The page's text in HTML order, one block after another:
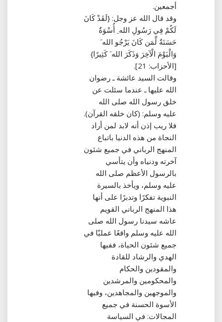
أجمعين‏.‏
وقد قال الله عز وجل‏:‏ ‏{‏لَقَدْ كَانَ
لَكُمْ فِي رَسُولِ الله ِ أُسْوَةٌ
حَسَنَةٌ لِّمَن كَانَ يَرْجُو الله َ
وَالْيَوْمَ الْآخِرَ وَذَكَرَ الله َ كَثِيرًا‏}‏
‏[‏الأحزاب‏:‏ 21‏]‏‏.‏
وقالت السيد عائشة ـ رضوان
الله عليها ـ عندما سئلت عن
خلق رسول الله صلى الله
عليه وسلم‏:‏ ‏(‏كان خلقه القرآن‏)‏‏.‏
فلا ريب إذن أنه لابد لمن أراد
النجاة من هذه الدنيا باتباع
المنهج الرباني في جميع شئون
آخرته ودنياه وأن يتأسي
بالرسول الأعظم صلى الله
عليه وسلم، ويأخذ بالسيرة
النبوية تفكرًا وتدبرًا على أنها
هذا المنهج الرباني القويم
عاشه سيدنا رسول الله صلى
الله عليه وسلم واقعًا عمليّا في
جميع شئون الحياة، ففيها
الهدي والرشاد للقادة
والمقودين والحكام
والمحكومين والمرشدين
والموجهين والمجاهدين، وفيها
الأسوة الحسنة في جميع
المجالات‏:‏ في السياسة